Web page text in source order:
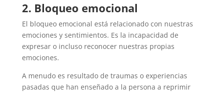
2. Bloqueo emocional
El bloqueo emocional está relacionado con nuestras
emociones y sentimientos. Es la incapacidad de
expresar o incluso reconocer nuestras propias
emociones.
A menudo es resultado de traumas o experiencias
pasadas que han enseñado a la persona a reprimir